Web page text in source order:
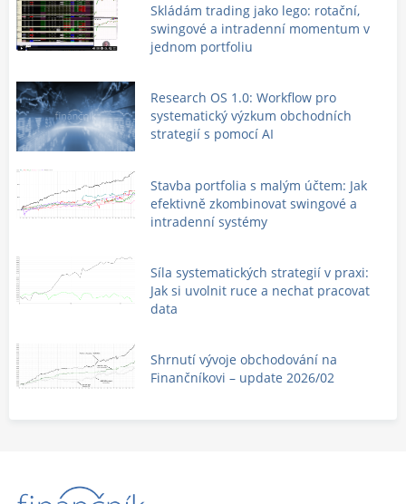
Skládám trading jako lego: rotační,
swingové a intradenní momentum v
jednom portfoliu
Research OS 1.0: Workflow pro
systematický výzkum obchodních
strategií s pomocí AI
Stavba portfolia s malým účtem: Jak
efektivně zkombinovat swingové a
intradenní systémy
Síla systematických strategií v praxi:
Jak si uvolnit ruce a nechat pracovat
data
Shrnutí vývoje obchodování na
Finančníkovi – update 2026/02